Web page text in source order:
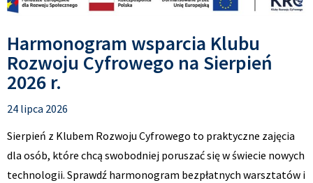
Harmonogram wsparcia Klubu
Rozwoju Cyfrowego na Sierpień
2026 r.
24 lipca 2026
Sierpień z Klubem Rozwoju Cyfrowego to praktyczne zajęcia
dla osób, które chcą swobodniej poruszać się w świecie nowych
technologii. Sprawdź harmonogram bezpłatnych warsztatów i